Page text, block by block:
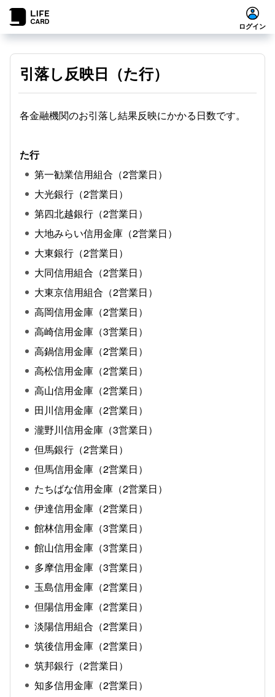
ログイン
引落し反映日（た行）
各金融機関のお引落し結果反映にかかる日数です。
た行
第一勧業信用組合（2営業日）
大光銀行（2営業日）
第四北越銀行（2営業日）
大地みらい信用金庫（2営業日）
大東銀行（2営業日）
大同信用組合（2営業日）
大東京信用組合（2営業日）
高岡信用金庫（2営業日）
高崎信用金庫（3営業日）
高鍋信用金庫（2営業日）
高松信用金庫（2営業日）
高山信用金庫（2営業日）
田川信用金庫（2営業日）
瀧野川信用金庫（3営業日）
但馬銀行（2営業日）
但馬信用金庫（2営業日）
たちばな信用金庫（2営業日）
伊達信用金庫（2営業日）
館林信用金庫（3営業日）
館山信用金庫（3営業日）
多摩信用金庫（3営業日）
玉島信用金庫（2営業日）
但陽信用金庫（2営業日）
淡陽信用組合（2営業日）
筑後信用金庫（2営業日）
筑邦銀行（2営業日）
知多信用金庫（2営業日）